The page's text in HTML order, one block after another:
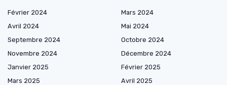
Février 2024
Mars 2024
Avril 2024
Mai 2024
Septembre 2024
Octobre 2024
Novembre 2024
Décembre 2024
Janvier 2025
Février 2025
Mars 2025
Avril 2025